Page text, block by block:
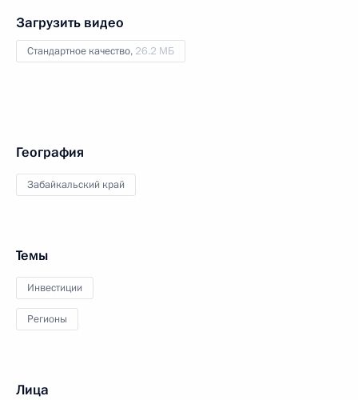
Загрузить видео
Стандартное качество, 26.2 МБ
География
Забайкальский край
Темы
Инвестиции
Регионы
Лица